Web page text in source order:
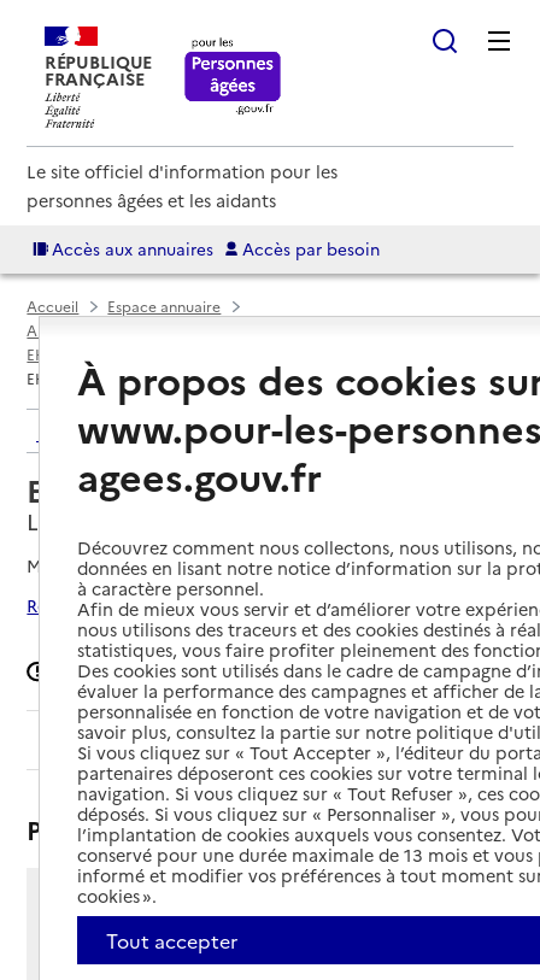
RÉPUBLIQUE
FRANÇAISE
Le site officiel d'information pour les
personnes âgées et les aidants
Accès aux annuaires Accès par besoin
Accueil
Espace annuaire
Annuaire EHPAD et maisons de retraite
EHPAD par département
EHPAD Les Agapanthes
Retour aux résultats de l'annuaire
EHPAD Les Agapanthes
La Croix-Valmer, VAR
Mis à jour le10/07/2026
Rechercher les établissements autour de La Croix-Valmer
Signaler une erreur
Sommaire
Présentation
98 rue Jean Giono
LOT LE GOUBELET - BP 78
83420 - La Croix-Valmer
À propos des cookies
www.pour-les-
agees.gouv.fr
Découvrez comment nous collectons, nous utilisons,
données en lisant notre notice d’information sur la
à caractère personnel.
Afin de mieux vous servir et d’améliorer votre
nous utilisons des traceurs et des cookies destinés à
statistiques, vous faire profiter pleinement des
Des cookies sont utilisés dans le cadre de campagne
évaluer la performance des campagnes et afficher de
personnalisée en fonction de votre navigation et de
savoir plus, consultez la partie sur notre politique
Si vous cliquez sur « Tout Accepter », l’éditeur du
partenaires déposeront ces cookies sur votre terminal
navigation. Si vous cliquez sur « Tout Refuser », ces
déposés. Si vous cliquez sur « Personnaliser », vous
l’implantation de cookies auxquels vous consentez.
conservé pour une durée maximale de 13 mois et
informé et modifier vos préférences à tout moment
cookies ».
Tout accepter